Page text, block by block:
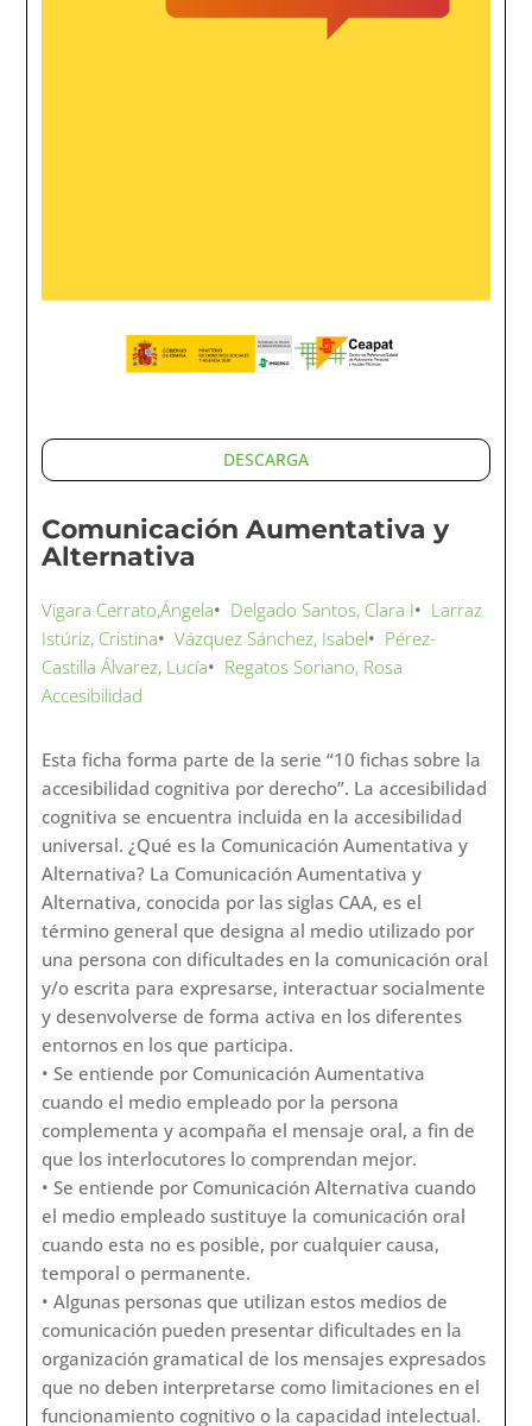
DESCARGA
Comunicación Aumentativa y
Alternativa
Vigara Cerrato,Ángela• Delgado Santos, Clara I• Larraz
Istúriz, Cristina•Vázquez Sánchez, Isabel• Pérez-
Castilla Álvarez, Lucía• Regatos Soriano, Rosa
Accesibilidad
Esta ficha forma parte de la serie “10 fichas sobre la
accesibilidad cognitiva por derecho”. La accesibilidad
cognitiva se encuentra incluida en la accesibilidad
universal. ¿Qué es la Comunicación Aumentativa y
Alternativa? La Comunicación Aumentativa y
Alternativa, conocida por las siglas CAA, es el
término general que designa al medio utilizado por
una persona con dificultades en la comunicación oral
y/o escrita para expresarse, interactuar socialmente
y desenvolverse de forma activa en los diferentes
entornos en los que participa.
• Se entiende por Comunicación Aumentativa
cuando el medio empleado por la persona
complementa y acompaña el mensaje oral, a fin de
que los interlocutores lo comprendan mejor.
• Se entiende por Comunicación Alternativa cuando
el medio empleado sustituye la comunicación oral
cuando esta no es posible, por cualquier causa,
temporal o permanente.
• Algunas personas que utilizan estos medios de
comunicación pueden presentar dificultades en la
organización gramatical de los mensajes expresados
que no deben interpretarse como limitaciones en el
funcionamiento cognitivo o la capacidad intelectual.